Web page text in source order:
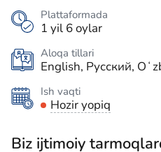
Plattaformada
1 yil 6 oylar
Aloqa tillari
English, Русский,
Ish vaqti
Hozir yopiq
Biz ijtimoiy